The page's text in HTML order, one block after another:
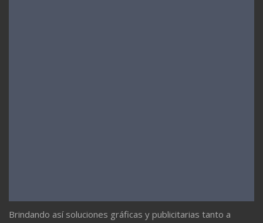
Brindando así soluciones gráficas y publicitarias tanto a